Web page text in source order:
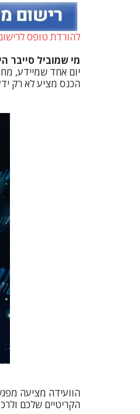
להורדת טופס
מי שמוביל סייבר
יום אחד שמיידע,
הכנס מציע לא רק
הוועידה מציעה
הקריטיים שלכם